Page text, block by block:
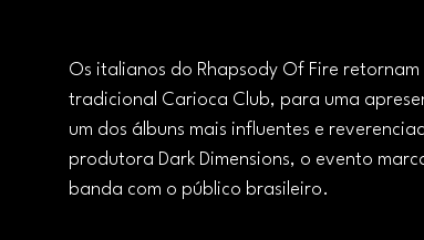
Os italianos do Rhapsody Of Fire
tradicional Carioca Club, para uma
um dos álbuns mais influentes e
produtora Dark Dimensions, o evento
banda com o público brasileiro.